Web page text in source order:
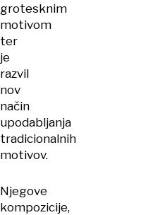
grotesknim
motivom
ter
je
razvil
nov
način
upodabljanja
tradicionalnih
motivov.
Njegove
kompozicije,